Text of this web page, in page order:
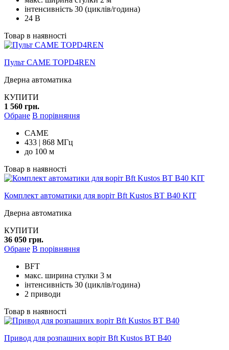
інтенсивність 30 (циклів/година)
24 В
Товар в наявності
Пульт CAME TOPD4REN
Дверна автоматика
КУПИТИ
1 560 грн.
Обране В порівняння
CAME
433 | 868 МГц
до 100 м
Товар в наявності
Комплект автоматики для воріт Bft Kustos BT B40 KIT
Дверна автоматика
КУПИТИ
36 050 грн.
Обране В порівняння
BFT
макс. ширина стулки 3 м
інтенсивність 30 (циклів/година)
2 приводи
Товар в наявності
Привод для розпашних воріт Bft Kustos BT B40